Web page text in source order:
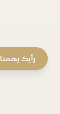
رأيك يهمنا